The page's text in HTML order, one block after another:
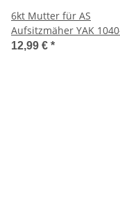
6kt Mutter für AS
Aufsitzmäher YAK
WD
12,99 € *